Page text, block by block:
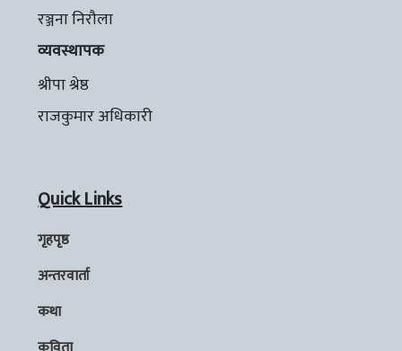
रञ्जना निरौला
व्यवस्थापक
श्रीपा श्रेष्ठ
राजकुमार अधिकारी
Quick Links
गृहपृष्ठ
अन्तरवार्ता
कथा